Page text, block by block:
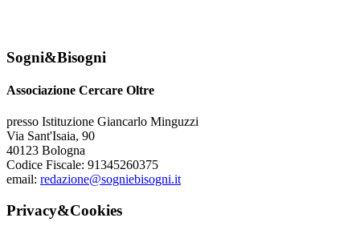
Sogni&Bisogni
Associazione Cercare Oltre
presso Istituzione Giancarlo Minguzzi
Via Sant'Isaia, 90
40123 Bologna
Codice Fiscale: 91345260375
email: redazione@sogniebisogni.it
Privacy&Cookies